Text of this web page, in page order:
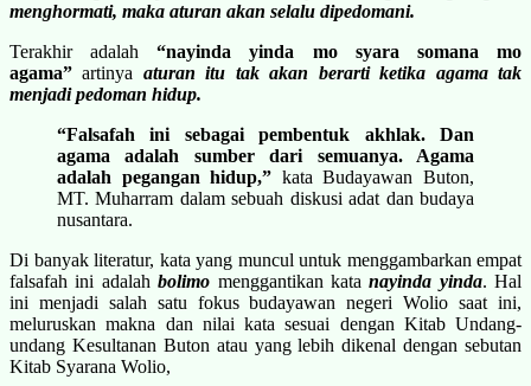
menghormati, maka aturan akan selalu dipedomani.
Terakhir adalah“nayinda yinda mo syara somana mo
agama” artinya aturan itu tak akan berarti ketika agama tak
menjadi pedoman hidup.
“Falsafah ini sebagai pembentuk akhlak. Dan
agama adalah sumber dari semuanya. Agama
adalah pegangan hidup,” kata Budayawan Buton,
MT. Muharram dalam sebuah diskusi adat dan budaya
nusantara.
Di banyak literatur, kata yang muncul untuk menggambarkan empat
falsafah ini adalahbolimo menggantikan katanayinda yinda. Hal
ini menjadi salah satu fokus budayawan negeri Wolio saat ini,
meluruskan makna dan nilai kata sesuai dengan Kitab Undang-
undang Kesultanan Buton atau yang lebih dikenal dengan sebutan
Kitab Syarana Wolio,